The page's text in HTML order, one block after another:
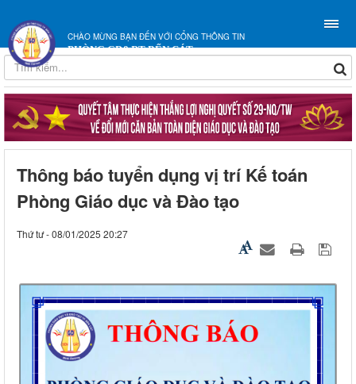
CHÀO MỪNG BẠN ĐẾN VỚI CỔNG THÔNG TIN
PHÒNG GD&ĐT BẾN CÁT
Thông báo tuyển dụng vị trí Kế toán
Phòng Giáo dục và Đào tạo
Thứ tư - 08/01/2025 20:27